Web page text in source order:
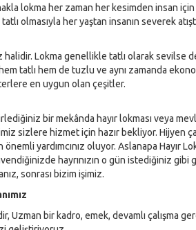
lokma her zaman her kesimden insan
olmasıyla her yaştan insanın severek
halidir. Lokma genellikle tatlı olarak sevilse
tatlı hem de tuzlu ve aynı zamanda
en uygun olan çeşitler.
bir mekânda hayır lokması veya
sizlere hizmet için hazır bekliyor. Hijyen
yardımcınız oluyor. Aslanapa Hayır
hayrınızın o gün istediğiniz
sonrası bizim işimiz.
Uzman bir kadro, emek, devamlı çalışma